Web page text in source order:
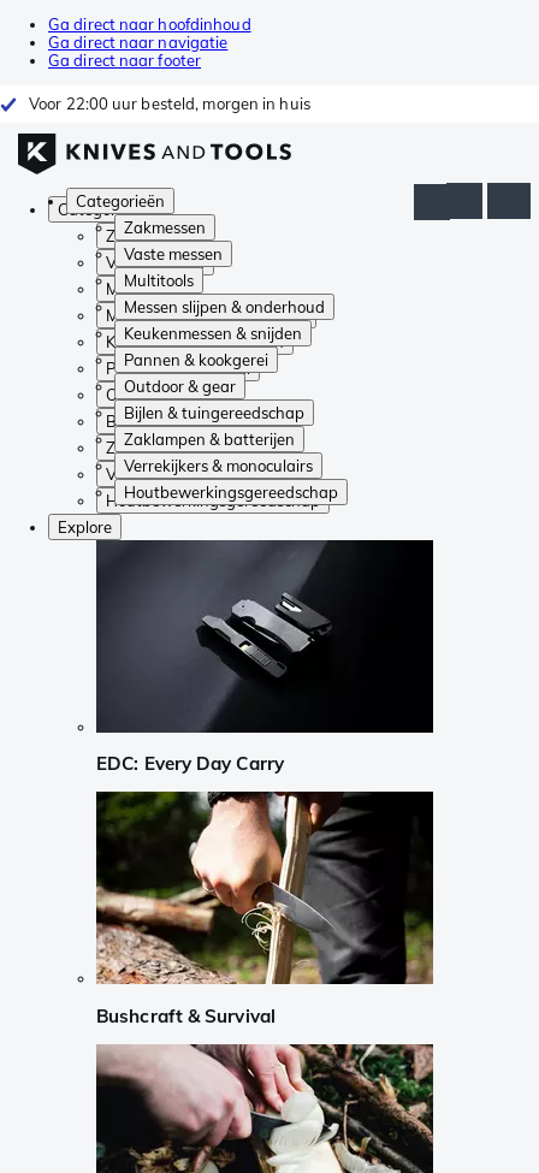
Ga direct naar hoofdinhoud
Ga direct naar navigatie
Ga direct naar footer
Voor 22:00 uur besteld, morgen in huis
Categorieën
Zakmessen
Vaste messen
Multitools
Messen slijpen & onderhoud
Keukenmessen & snijden
Pannen & kookgerei
Outdoor & gear
Bijlen & tuingereedschap
Zaklampen & batterijen
Verrekijkers & monoculairs
Houtbewerkingsgereedschap
Categorieën
Zakmessen
Vaste messen
Multitools
Messen slijpen & onderhoud
Keukenmessen & snijden
Pannen & kookgerei
Outdoor & gear
Bijlen & tuingereedschap
Zaklampen & batterijen
Verrekijkers & monoculairs
Houtbewerkingsgereedschap
Explore
EDC: Every Day Carry
Bushcraft & Survival